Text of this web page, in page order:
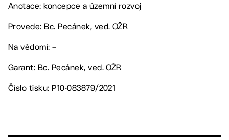
Anotace: koncepce a územní rozvoj
Provede: Bc. Pecánek, ved. OŽR
Na vědomí: –
Garant: Bc. Pecánek, ved. OŽR
Číslo tisku: P10-083879/2021